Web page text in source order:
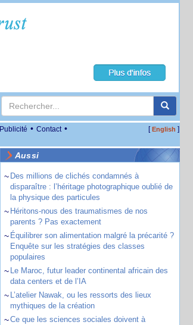
Publicité • Contact • [English ]
Aussi
~ Des millions de clichés condamnés à
disparaître : l’héritage photographique oublié de
la physique des particules
~ Héritons-nous des traumatismes de nos
parents ? Pas exactement
~ Équilibrer son alimentation malgré la précarité ?
Enquête sur les stratégies des classes
populaires
~ Le Maroc, futur leader continental africain des
data centers et de l’IA
~ L’atelier Nawak, ou les ressorts des lieux
mythiques de la création
~Ce que les sciences sociales doivent à